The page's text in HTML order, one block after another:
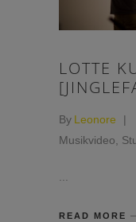
LOTTE
By Leonore
Musikvideo
READ MORE